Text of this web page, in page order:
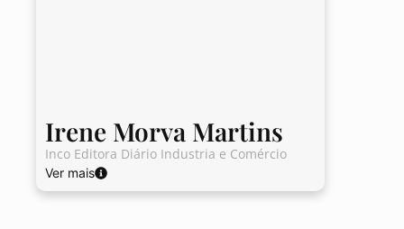
Irene Morva Martins
Inco Editora Diário Industria e Comércio
Ver mais